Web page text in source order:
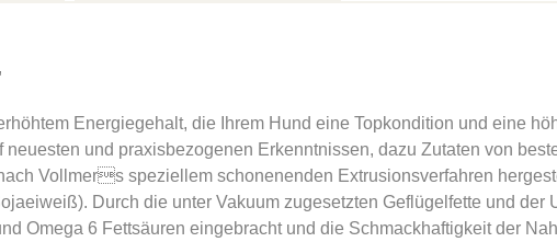
Energiegehalt, die Ihrem Hund eine Topkondition und eine
und praxisbezogenen Erkenntnissen, dazu Zutaten von
Vollmers speziellem schonenenden Extrusionsverfahren
Durch die unter Vakuum zugesetzten Geflügelfette und
Omega 6 Fettsäuren eingebracht und die Schmackhaftigkeit der